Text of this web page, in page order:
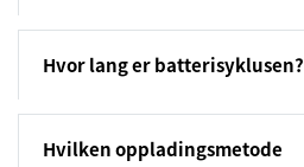
Hvor lang er batterisyklusen?
Hvilken oppladingsmetode